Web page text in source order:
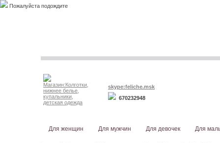
Пожалуйста подождите
skype:feliche.msk
670232948
Для женщин Для мужчин Для девочек Для